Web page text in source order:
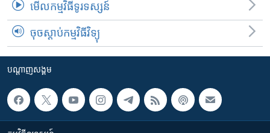
មើល​កម្មវិធី​ទូរទស្សន៍
ចុចស្តាប់កម្មវិធីវិទ្យុ
បណ្តាញ​សង្គម